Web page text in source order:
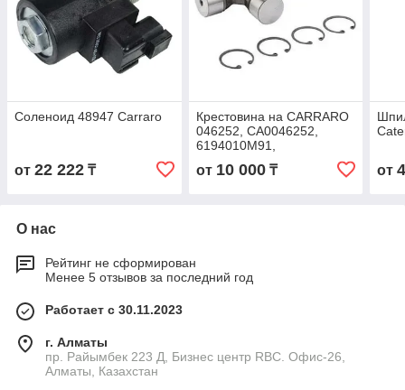
Соленоид 48947 Carraro
от 22 222 ₸
Крестовина на CARRARO
046252, CA0046252,
6194010M91,
VOE11988571, ER046252,
(GU2709N) 27*70 STR
от 10 000₸ от
О нас
Рейтинг не сформирован
Менее 5 отзывов за последний год
Работает с 30.11.2023
г. Алматы
пр. Райымбек 223 Д, Бизнес центр RBC. Офис-26,
Алматы, Казахстан